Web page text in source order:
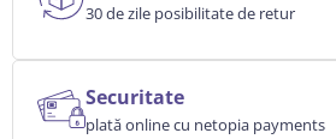
30 de zile posibilitate de retur
Securitate
plată online cu netopia payments